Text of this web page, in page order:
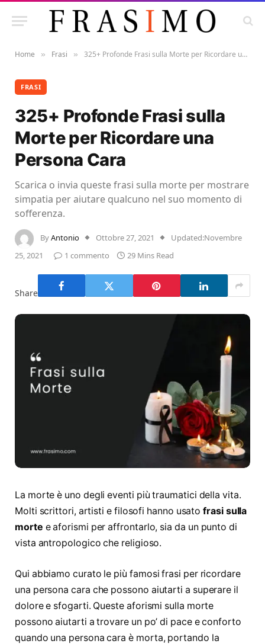
Home » Frasi » 325+ Profonde Frasi sulla Morte per Ricordare una Persona Cara
FRASI
325+ Profonde Frasi sulla
Morte per Ricordare una
Persona Cara
Scarica o invia queste frasi sulla morte per mostrare
simpatia per aiutare qualcuno nel suo momento di
sofferenza.
ByAntonio Ottobre 27, 2021 Updated:Novembre
25, 2021
1 commento 29 Mins Read
Share
La morte è uno degli eventi più traumatici della vita.
Molti scrittori, artisti e filosofi hanno usatofrasi sulla
morte e aforismi per affrontarlo, sia da un punto di
vista antropologico che religioso.
Qui abbiamo curato le più famosi frasi per ricordare
una persona cara che possono aiutarti a superare il
dolore e sfogarti. Queste aforismi sulla morte
possono aiutarti a trovare un po’ di pace e conforto
quando una persona cara è morta, portando la